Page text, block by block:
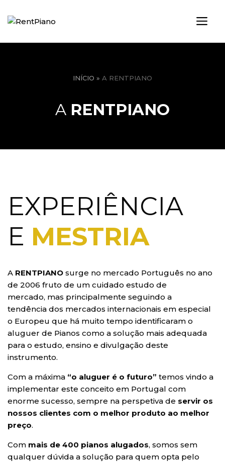
para
conteúdo
INÍCIO » A RENTPIANO
A RENTPIANO
EXPERIÊNCIA
E MESTRIA
A RENTPIANO surge no mercado Português no ano
de 2006 fruto de um cuidado estudo de
mercado, mas principalmente seguindo a
tendência dos mercados internacionais em especial
o Europeu que há muito tempo identificaram o
aluguer de Pianos como a solução mais adequada
para o estudo, ensino e divulgação deste
instrumento.
Com a máxima “o aluguer é o futuro” temos vindo a
implementar este conceito em Portugal com
enorme sucesso, sempre na perspetiva de servir os
nossos clientes com o melhor produto ao melhor
preço.
Com mais de 400 pianos alugados, somos sem
qualquer dúvida a solução para quem opta pelo